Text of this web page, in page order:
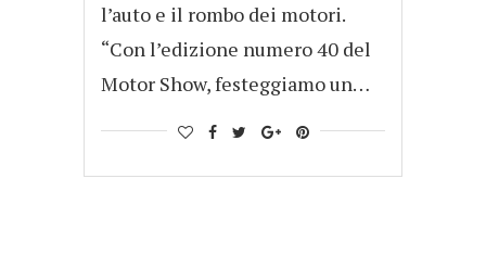
l’auto e il rombo dei motori.
“Con l’edizione numero 40 del
Motor Show, festeggiamo un…